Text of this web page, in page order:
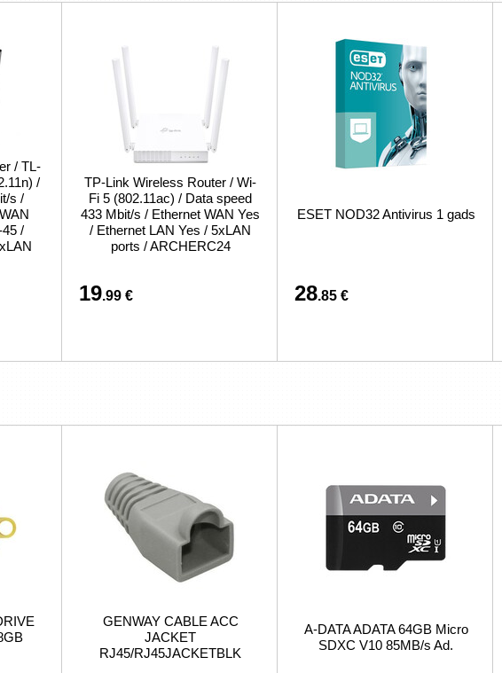
/ TL-
/
s /
/
TP-Link Wireless Router / Wi-
Fi 5 (802.11ac) / Data speed
433 Mbit/s / Ethernet WAN Yes
/ Ethernet LAN Yes / 5xLAN
ports / ARCHERC24
19.99 €
ESET NOD32 Antivirus 1 gads
28.85 €
GENWAY CABLE ACC
JACKET
RJ45/RJ45JACKETBLK
A-DATA ADATA 64GB Micro
SDXC V10 85MB/s Ad.